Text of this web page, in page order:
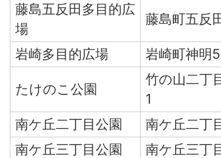
藤島五反田多目的広
場
藤島町五反
岩崎多目的広場 岩崎町神明
たけのこ公園
竹の山二丁
1
南ケ丘二丁目公園
南ケ丘二丁
南ケ丘三丁目公園
南ケ丘三丁